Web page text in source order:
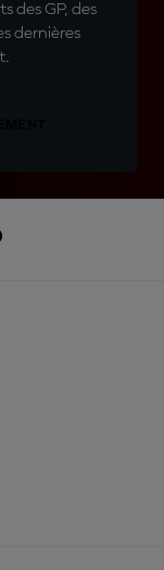
des GP, des
dernières